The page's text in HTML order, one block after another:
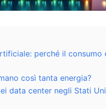
perché il consumo
così tanta energia?
data center negli Stati